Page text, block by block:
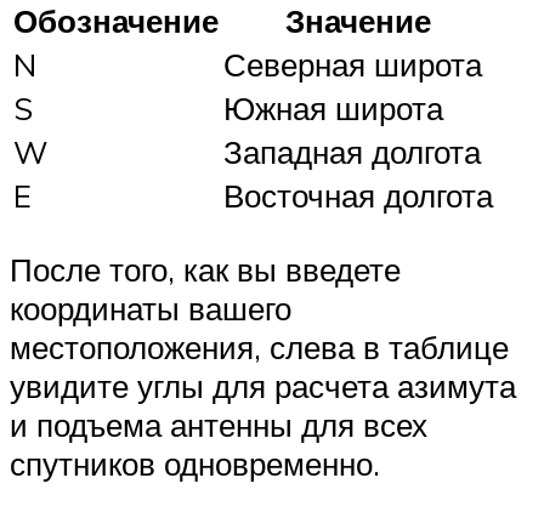
Обозначение
Значение
N
Северная широта
S
Южная широта
W
Западная долгота
E
Восточная долгота
После того, как вы введете
координаты вашего
местоположения, слева в таблице
увидите углы для расчета азимута
и подъема антенны для всех
спутников одновременно.